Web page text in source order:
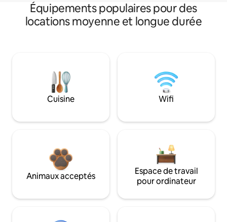
Équipements populaires pour des
locations moyenne et longue durée
Cuisine Wifi
Animaux acceptés
Espace de travail
pour ordinateur